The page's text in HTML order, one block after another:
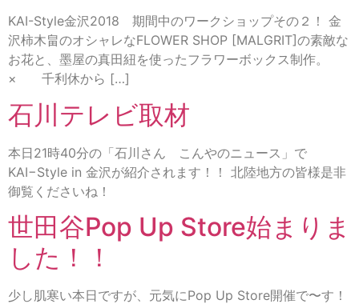
KAI-Style金沢2018 期間中のワークショップその２！ 金
沢柿木畠のオシャレなFLOWER SHOP [MALGRIT]の素敵な
お花と、墨屋の真田紐を使ったフラワーボックス制作。
× 千利休から […]
石川テレビ取材
本日21時40分の「石川さん こんやのニュース」で
KAI−Style in 金沢が紹介されます！！ 北陸地方の皆様是非
御覧くださいね！
世田谷Pop Up Store始まりま
した！！
少し肌寒い本日ですが、元気にPop Up Store開催で〜す！